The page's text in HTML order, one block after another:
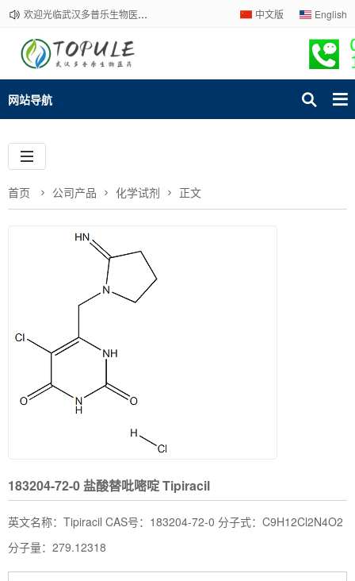
欢迎光临武汉多普乐生物医药有限公司官网！下单请咨询客服，我们热情为您服务！ 中文版 English
网站导航
首页 公司产品 化学试剂 正文
183204-72-0 盐酸替吡嘧啶 Tipiracil
英文名称：Tipiracil CAS号：183204-72-0 分子式：C9H12Cl2N4O2
分子量：279.12318